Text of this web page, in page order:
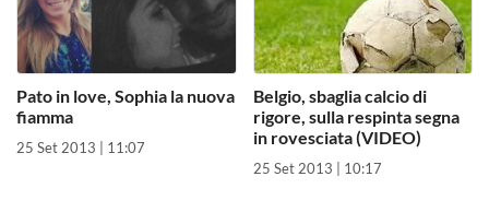
Pato in love, Sophia la nuova
fiamma
25 Set 2013 | 11:07
Belgio, sbaglia calcio di
rigore, sulla respinta segna
in rovesciata (VIDEO)
25 Set 2013 | 10:17